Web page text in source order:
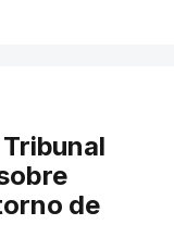
transparente".
os apoios
a dar
de